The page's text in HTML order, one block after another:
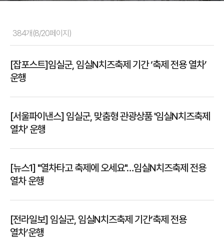
384개(8/20페이지)
[잡포스트]임실군, 임실N치즈축제 기간 ‘축제 전용 열차’
운행
[서울파이낸스] 임실군, 맞춤형 관광상품 '임실N치즈축제
열차' 운행
[뉴스1] "열차타고 축제에 오세요"…임실N치즈축제 전용
열차 운행
[전라일보] 임실군, 임실N치즈축제 기간‘축제 전용
열차’운행